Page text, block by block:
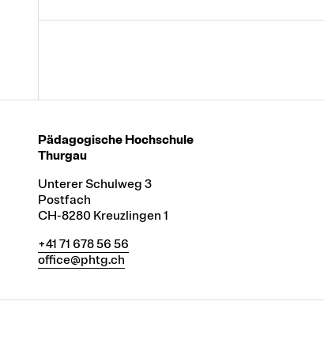
Pädagogische Hochschule
Thurgau
Unterer Schulweg 3
Postfach
CH-8280 Kreuzlingen 1
+41 71 678 56 56
office@phtg.ch